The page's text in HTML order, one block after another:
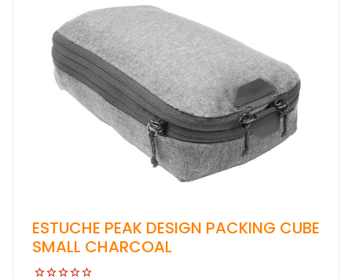
ESTUCHE PEAK DESIGN PACKING CUBE
SMALL CHARCOAL